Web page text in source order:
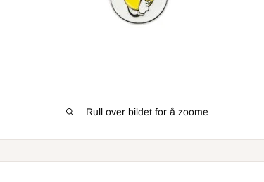
Rull over bildet for å zoome